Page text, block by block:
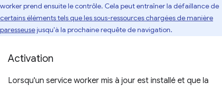
worker prend ensuite le contrôle. Cela peut entraîner la défaillance de
certains éléments tels que les sous-ressources chargées de manière
paresseusejusqu'à la prochaine requête de navigation.
Activation
Lorsqu'un service worker mis à jour est installé et que la